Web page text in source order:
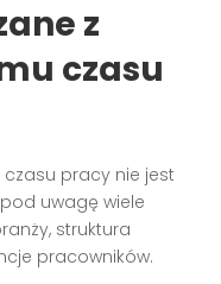
z
czasu
pracy nie jest
uwagę wiele
struktura
pracowników.